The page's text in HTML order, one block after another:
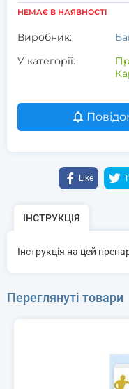
НЕМАЄ В НАЯВНОСТІ
Виробник:
У категорії:
Like
ІНСТРУКЦІЯ
Інструкція на цей
Переглянуті товари